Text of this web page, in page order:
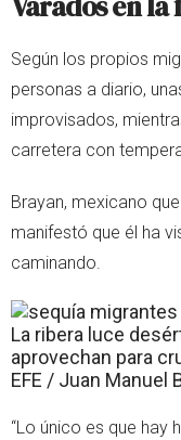
Según los propios
personas a diario,
improvisados,
carretera con
Brayan, mexicano
manifestó que él ha
caminando.
La ribera luce
aprovechan para
EFE / Juan Manuel
“Lo único es que hay